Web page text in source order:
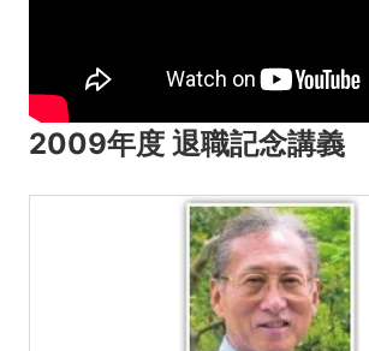
2009年度 退職記念講義